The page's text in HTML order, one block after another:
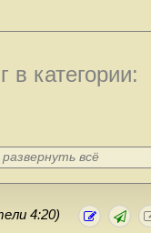
в категории:
развернуть всё
4:20)